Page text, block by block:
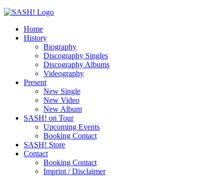
Home
History
Biography
Discography Singles
Discography Albums
Videography
Present
New Single
New Video
New Album
SASH! on Tour
Upcoming Events
Booking Contact
SASH! Store
Contact
Booking Contact
Imprint / Disclaimer